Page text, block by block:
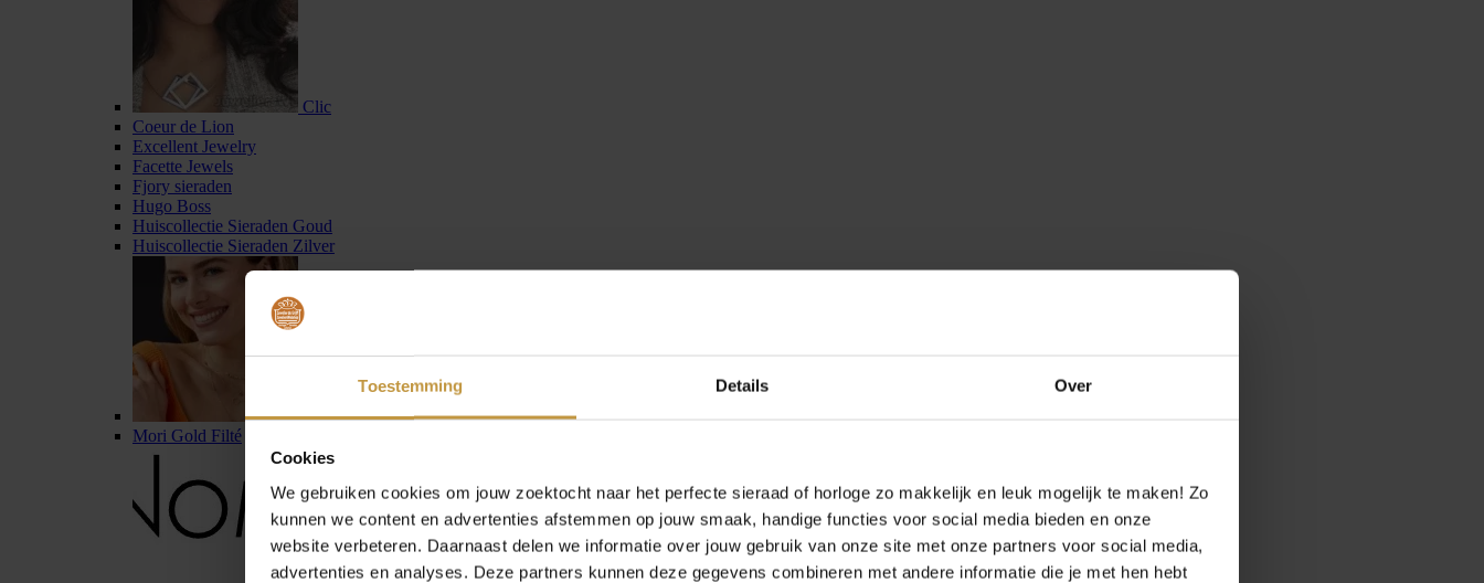
Toestemming Details Over
Cookies
We gebruiken cookies om jouw zoektocht naar het perfecte sieraad of horloge zo makkelijk en leuk mogelijk te maken! Zo
kunnen we content en advertenties afstemmen op jouw smaak, handige functies voor social media bieden en onze
website verbeteren. Daarnaast delen we informatie over jouw gebruik van onze site met onze partners voor social media,
advertenties en analyses. Deze partners kunnen deze gegevens combineren met andere informatie die je met hen hebt
Clic
Coeur de Lion
Excellent Jewelry
Facette Jewels
Fjory sieraden
Hugo Boss
Huiscollectie Sieraden Goud
Huiscollectie Sieraden Zilver
Jackie Gold
Mori Gold Filté